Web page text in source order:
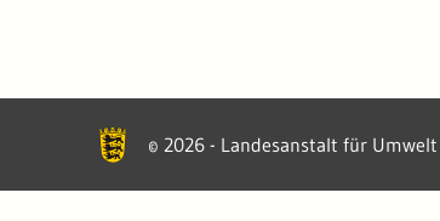
2026 - Landesanstalt für